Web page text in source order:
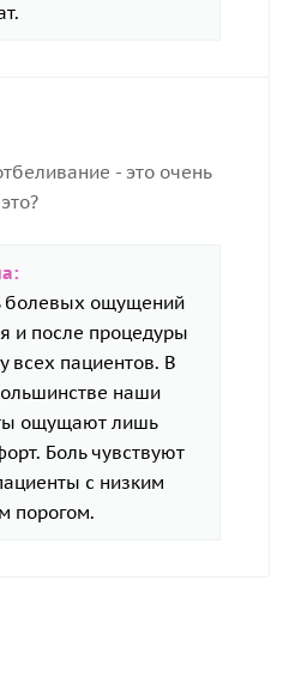
- это очень
болевых ощущений
и после процедуры
всех пациентов. В
наши
ощущают лишь
Боль чувствуют
с низким
порогом.